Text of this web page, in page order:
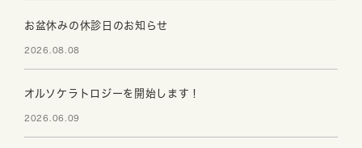
お盆休みの休診日のお知らせ
2026.08.08
オルソケラトロジーを開始します！
2026.06.09